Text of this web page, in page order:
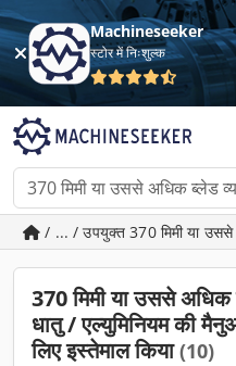
Machineseeker
स्टोर में निःशुल्क
/ ... / उपयुक्त 370 मिमी या उससे
370 मिमी या उससे अधिक
धातु / एल्युमिनियम की
लिए इस्तेमाल किया(10)